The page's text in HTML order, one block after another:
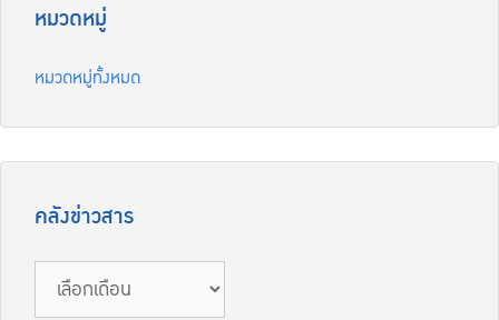
หมวดหมู่
หมวดหมู่ทั้งหมด
คลังข่าวสาร
ข่าวสาร